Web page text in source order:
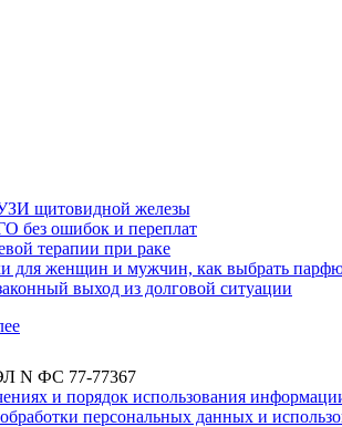
щитовидной железы
без ошибок и переплат
терапии при раке
для женщин и мужчин, как выбрать
выход из долговой ситуации
N ФС 77-77367
и порядок использования
персональных данных и